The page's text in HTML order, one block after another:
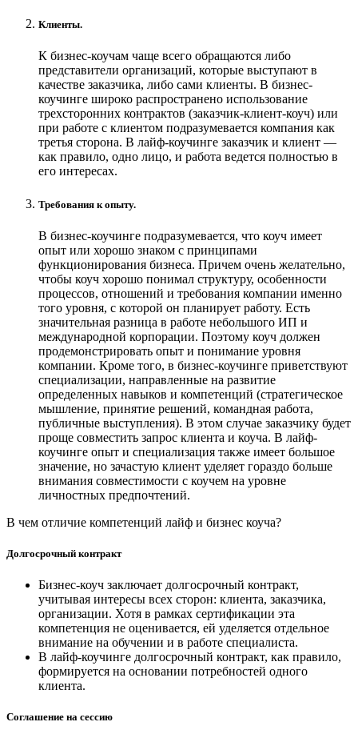
Клиенты.
К бизнес-коучам чаще всего обращаются либо
представители организаций, которые выступают в
качестве заказчика, либо сами клиенты. В бизнес-
коучинге широко распространено использование
трехсторонних контрактов (заказчик-клиент-коуч) или
при работе с клиентом подразумевается компания как
третья сторона. В лайф-коучинге заказчик и клиент —
как правило, одно лицо, и работа ведется полностью в
его интересах.
Требования к опыту.
В бизнес-коучинге подразумевается, что коуч имеет
опыт или хорошо знаком с принципами
функционирования бизнеса. Причем очень желательно,
чтобы коуч хорошо понимал структуру, особенности
процессов, отношений и требования компании именно
того уровня, с которой он планирует работу. Есть
значительная разница в работе небольшого ИП и
международной корпорации. Поэтому коуч должен
продемонстрировать опыт и понимание уровня
компании. Кроме того, в бизнес-коучинге приветствуют
специализации, направленные на развитие
определенных навыков и компетенций (стратегическое
мышление, принятие решений, командная работа,
публичные выступления). В этом случае заказчику будет
проще совместить запрос клиента и коуча. В лайф-
коучинге опыт и специализация также имеет большое
значение, но зачастую клиент уделяет гораздо больше
внимания совместимости с коучем на уровне
личностных предпочтений.
В чем отличие компетенций лайф и бизнес коуча?
Долгосрочный контракт
Бизнес-коуч заключает долгосрочный контракт,
учитывая интересы всех сторон: клиента, заказчика,
организации. Хотя в рамках сертификации эта
компетенция не оценивается, ей уделяется отдельное
внимание на обучении и в работе специалиста.
В лайф-коучинге долгосрочный контракт, как правило,
формируется на основании потребностей одного
клиента.
Соглашение на сессию